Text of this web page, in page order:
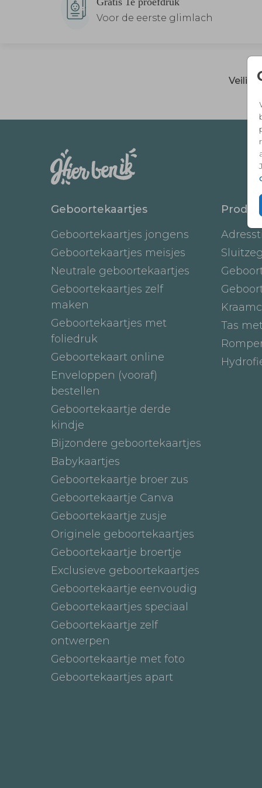
Voor de eerste glimlach
Veilig
Geboortekaartjes
Geboortekaartjes jongens
Geboortekaartjes meisjes
Neutrale geboortekaartjes
Geboortekaartjes zelf
maken
Geboortekaartjes met
foliedruk
Geboortekaart online
Enveloppen (vooraf)
bestellen
Geboortekaartje derde
kindje
Bijzondere geboortekaartjes
Babykaartjes
Geboortekaartje broer zus
Geboortekaartje Canva
Geboortekaartje zusje
Originele geboortekaartjes
Geboortekaartje broertje
Exclusieve geboortekaartjes
Geboortekaartje eenvoudig
Geboortekaartjes speciaal
Geboortekaartje zelf
ontwerpen
Geboortekaartje met foto
Geboortekaartjes apart
Tas